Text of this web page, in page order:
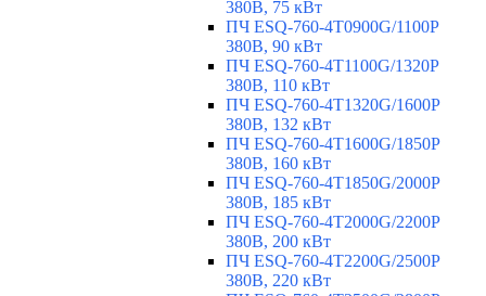
380В, 75 кВт
ПЧ ESQ-760-4T0900G/1100P
380В, 90 кВт
ПЧ ESQ-760-4T1100G/1320P
380В, 110 кВт
ПЧ ESQ-760-4T1320G/1600P
380В, 132 кВт
ПЧ ESQ-760-4T1600G/1850P
380В, 160 кВт
ПЧ ESQ-760-4T1850G/2000P
380В, 185 кВт
ПЧ ESQ-760-4T2000G/2200P
380В, 200 кВт
ПЧ ESQ-760-4T2200G/2500P
380В, 220 кВт